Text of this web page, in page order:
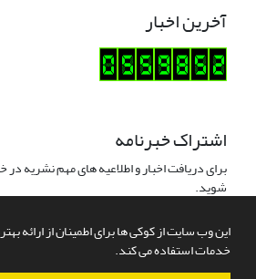
این وب سایت از کوکی ها برای اطمینان از ارائه
خدمات استفاده می کند.
آخرین اخبار
اشتراک خبرنامه
برای دریافت اخبار و اطلاعیه های مهم نشریه
شوید.